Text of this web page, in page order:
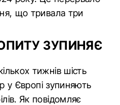
що тривала три
ЗУПИНЯЄ
тижнів шість
у Європі зупиняють
Як повідомляє